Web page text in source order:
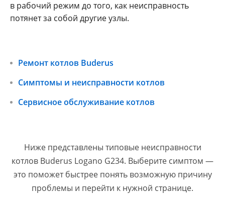
в рабочий режим до того, как неисправность
потянет за собой другие узлы.
Ремонт котлов Buderus
Симптомы и неисправности котлов
Сервисное обслуживание котлов
Ниже представлены типовые неисправности
котлов Buderus Logano G234. Выберите симптом —
это поможет быстрее понять возможную причину
проблемы и перейти к нужной странице.